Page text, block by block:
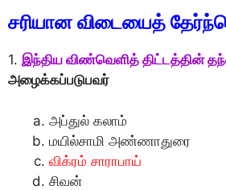
சரியான விடையைத்
1. இந்திய விண்வெளித் திட்டத்தின்
அழைக்கப்படுபவர்
அப்துல் கலாம்
மயில்சாமி அண்ணாதுரை
விக்ரம் சாராபாய்
சிவன்